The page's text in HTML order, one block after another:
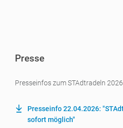
Presse
Presseinfos zum STAdtradeln
Presseinfo 22.04.2026:
sofort möglich"